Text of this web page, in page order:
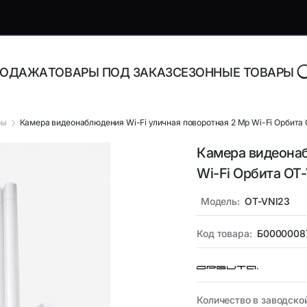
Bluetooth
Адаптеры, блоки
зарядные устройства
Адаптеры питания для
универсальные
Инструменты и
ТОВАРЫ ПОД ЗАКАЗСЕЗОННЫЕ ТОВАРЫ
Камера видеонаблюдения Wi-Fi уличная поворотная 2 Mp Wi-Fi Орбита
Камера
Wi-Fi Орбита
Модель:OT-VNI23
Код товара:
Количество в